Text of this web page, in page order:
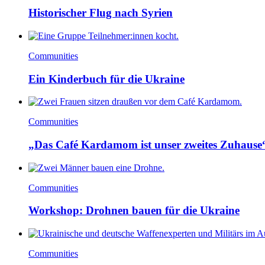
Historischer Flug nach Syrien
Communities
Ein Kinderbuch für die Ukraine
Communities
„Das Café Kardamom ist unser zweites
Communities
Workshop: Drohnen bauen für die Ukraine
Communities